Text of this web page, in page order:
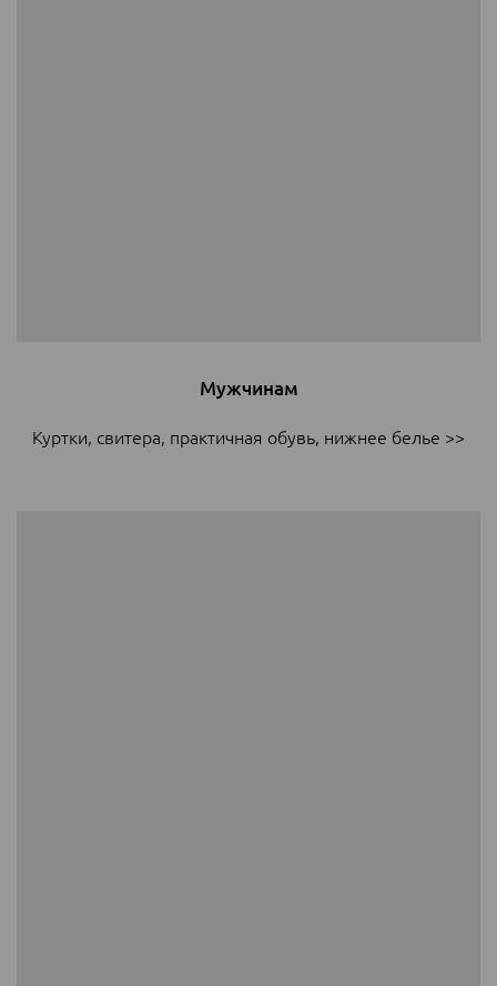
Мужчинам
Куртки, свитера, практичная обувь, нижнее белье >>